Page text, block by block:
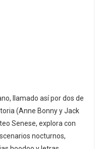
llamado así por dos de
(Anne Bonny y Jack
Senese, explora con
nocturnos,